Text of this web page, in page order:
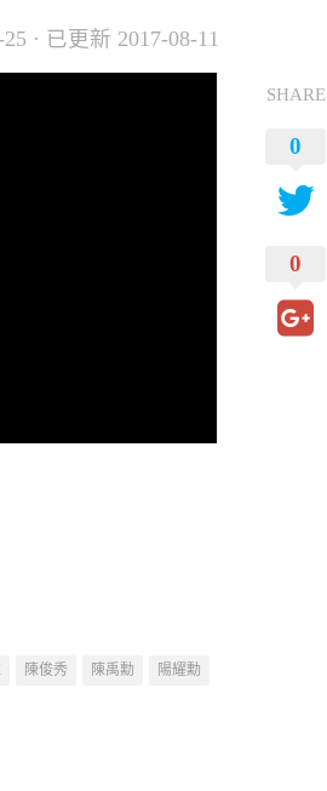
· 已更新 2017-08-11
SHARE
0
0
陳俊秀 陳禹勳 陽耀勳